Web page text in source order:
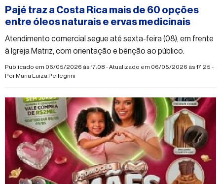
Pajé traz a Costa Rica mais de 60 opções
entre óleos naturais e ervas medicinais
Atendimento comercial segue até sexta-feira (08), em frente
à Igreja Matriz, com orientação e bênção ao público.
Publicado em 06/05/2026 às 17:08 - Atualizado em 06/05/2026 às 17:25 -
PorMaria Luiza Pellegrini